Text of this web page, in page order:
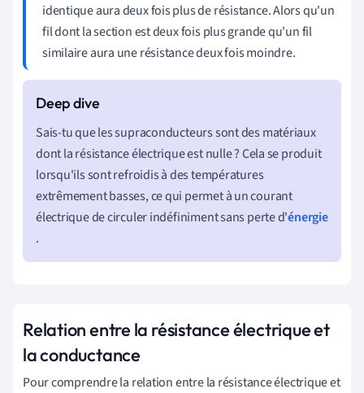
identique aura deux fois plus de résistance. Alors qu'un
fil dont la section est deux fois plus grande qu'un fil
similaire aura une résistance deux fois moindre.
Sais-tu que les supraconducteurs sont des matériaux
dont la résistance électrique est nulle ? Cela se produit
lorsqu'ils sont refroidis à des températures
extrêmement basses, ce qui permet à un courant
électrique de circuler indéfiniment sans perte d'énergie
.
Relation entre la résistance électrique et
la conductance
Pour comprendre la relation entre la résistance électrique et